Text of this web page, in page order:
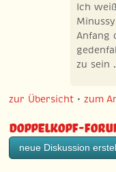
Ich
Anfang
zu sein
zur Übersicht •zum
Doppelkopf-
neue Diskussion